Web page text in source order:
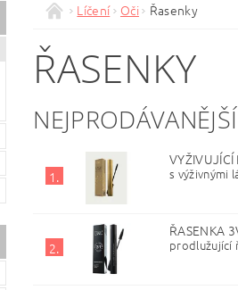
Líčení Oči Řasenky
ŘASENKY
NEJPRODÁVANĚJŠÍ
1.
VYŽIVUJÍCÍ
s výživnými
2.
ŘASENKA
prodlužující